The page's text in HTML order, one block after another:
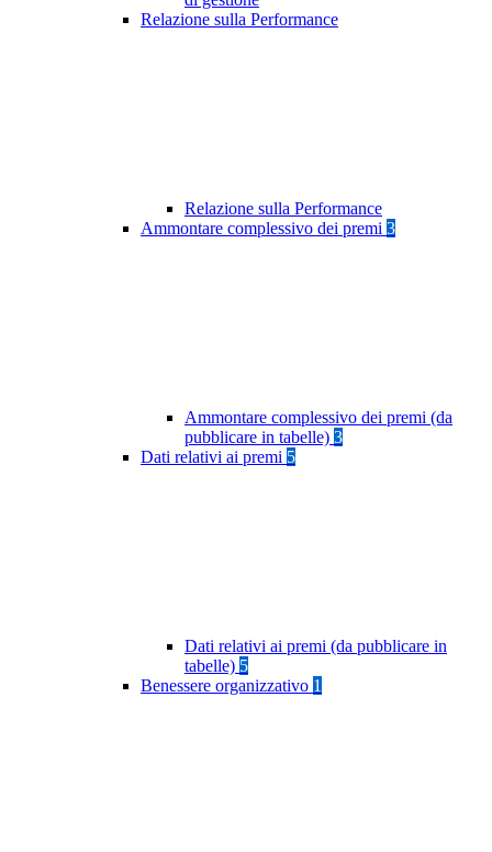
Relazione sulla Performance
Relazione sulla Performance
Ammontare complessivo dei premi 3
Ammontare complessivo dei premi (da
pubblicare in tabelle) 3
Dati relativi ai premi 5
Dati relativi ai premi (da pubblicare in
tabelle) 5
Benessere organizzativo 1